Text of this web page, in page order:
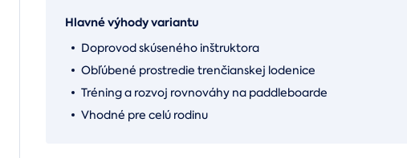
Hlavné výhody variantu
Doprovod skúseného inštruktora
Obľúbené prostredie trenčianskej lodenice
Tréning a rozvoj rovnováhy na paddleboarde
Vhodné pre celú rodinu